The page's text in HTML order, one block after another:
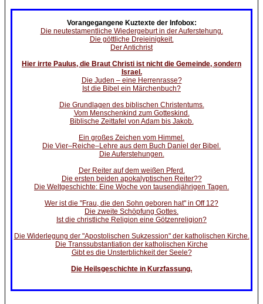
Vorangegangene Kuztexte der Infobox:
Die neutestamentliche Wiedergeburt in der Auferstehung.
Die göttliche Dreieinigkeit.
Der Antichrist
Hier irrte Paulus, die Braut Christi ist nicht die Gemeinde, sondern
Israel.
Die Juden – eine Herrenrasse?
Ist die Bibel ein Märchenbuch?
Die Grundlagen des biblischen Christentums.
Vom Menschenkind zum Gotteskind.
Biblische Zeittafel von Adam bis Jakob.
Ein großes Zeichen vom Himmel.
Die Vier–Reiche–Lehre aus dem Buch Daniel der Bibel.
Die Auferstehungen.
Der Reiter auf dem weißen Pferd.
Die ersten beiden apokalyptischen Reiter??
Die Weltgeschichte: Eine Woche von tausendjährigen Tagen.
Wer ist die "Frau, die den Sohn geboren hat" in Off 12?
Die zweite Schöpfung Gottes.
Ist die christliche Religion eine Götzenreligion?
Die Widerlegung der "Apostolischen Sukzession" der katholischen Kirche.
Die Transsubstantiation der katholischen Kirche
Gibt es die Unsterblichkeit der Seele?
Die Heilsgeschichte in Kurzfassung.